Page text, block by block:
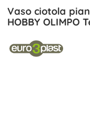
Vaso ciotola
HOBBY OLIMPO